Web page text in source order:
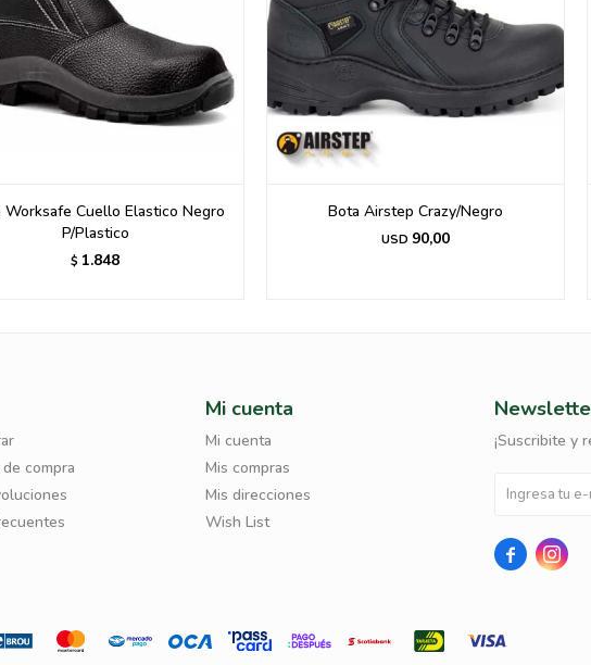
Worksafe Cuello Elastico Negro
P/Plastico
$ 1.848
Bota Airstep Crazy/Negro
USD 90,00
compra
Mi cuenta
Mi cuenta
Mis compras
Mis direcciones
Wish List
¡Suscribite y
 